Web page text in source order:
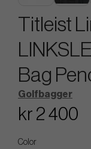
Titleist
Bag
Golfbagger
kr 2 400
Color